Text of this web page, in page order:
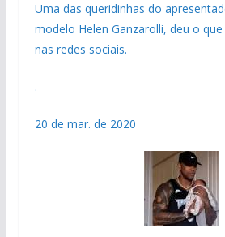
Uma das queridinhas do
modelo Helen Ganzarolli, deu o
nas redes sociais.
.
20 de mar. de 2020